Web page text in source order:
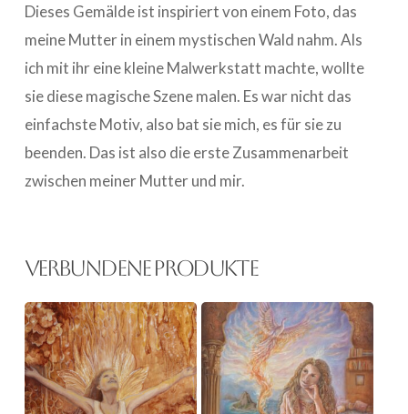
Dieses Gemälde ist inspiriert von einem Foto, das
meine Mutter in einem mystischen Wald nahm. Als
ich mit ihr eine kleine Malwerkstatt machte, wollte
sie diese magische Szene malen. Es war nicht das
einfachste Motiv, also bat sie mich, es für sie zu
beenden. Das ist also die erste Zusammenarbeit
zwischen meiner Mutter und mir.
Verbundene Produkte